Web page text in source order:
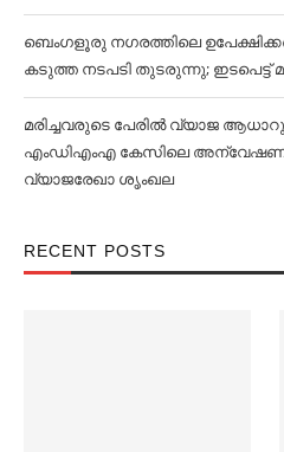
ബെംഗളൂരു നഗരത്തിലെ
കടുത്ത നടപടി തുടരുന്നു; ഇടപെട്ട്
മരിച്ചവരുടെ പേരിൽ വ്യാജ
എംഡിഎംഎ കേസിലെ
വ്യാജരേഖാ ശൃംഖല
RECENT POSTS